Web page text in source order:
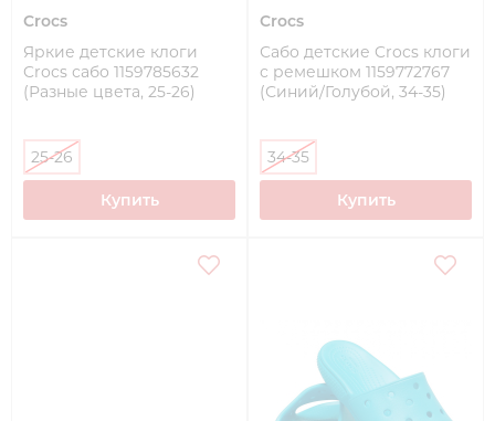
Crocs
Яркие детские клоги
Crocs сабо 1159785632
(Разные цвета, 25-26)
25-26
Купить
Crocs
Сабо детские Crocs клоги
с ремешком 1159772767
(Синий/Голубой, 34-35)
34-35
Купить